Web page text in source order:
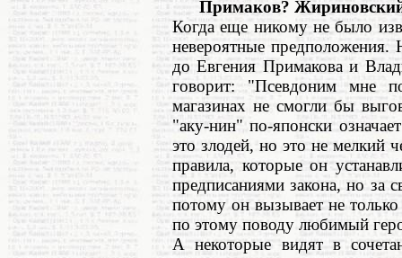
Примаков?
Когда еще никому не было
невероятные предположения.
до Евгения Примакова и
говорит: "Псевдоним мне
магазинах не смогли бы
"аку-нин" по-японски
это злодей, но это не мелкий
правила, которые он
предписаниями закона, но за
потому он вызывает не
по этому поводу любимый
А некоторые видят в